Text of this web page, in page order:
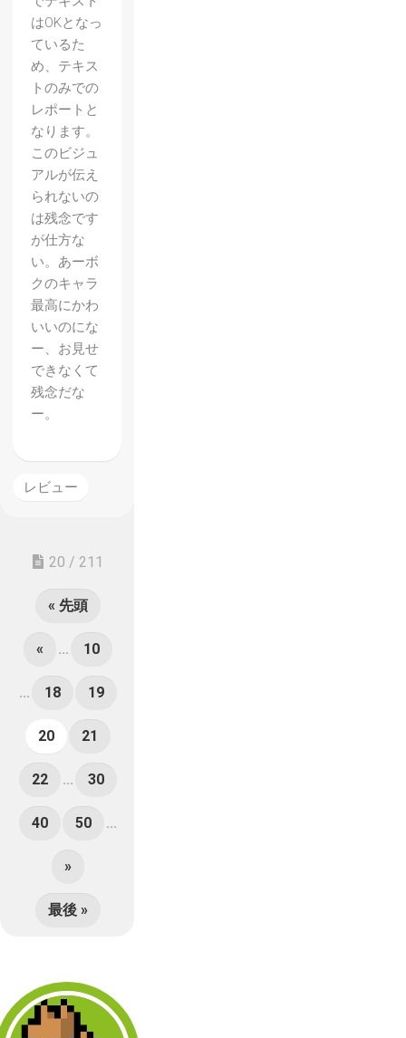
はOKとなっ
ているた
め、テキス
トのみでの
レポートと
なります。
このビジュ
アルが伝え
られないの
は残念です
が仕方な
い。あーボ
クのキャラ
最高にかわ
いいのにな
ー、お見せ
できなくて
残念だな
ー。
レビュー
20 / 211
« 先頭
« ... 10
... 18 19
20 21
22 ... 30
40 50 ...
»
最後 »